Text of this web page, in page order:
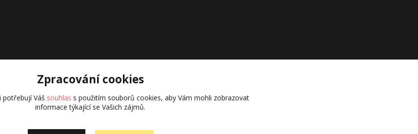
Vytvořeno na Eshop-rychle.cz
Zpracování cookies
potřebují Váš souhlas s použitím souborů cookies, aby Vám mohli zobrazovat
informace týkající se Vašich zájmů.